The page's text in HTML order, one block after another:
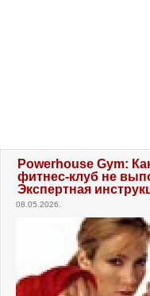
Powerhouse Gym:
фитнес-клуб не
Экспертная
08.05.2026.